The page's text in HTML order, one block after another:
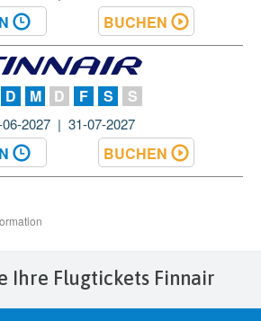
Ihre Flugtickets Finnair